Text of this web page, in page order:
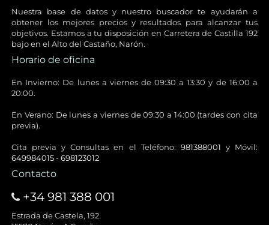
Nuestra base de datos y nuestro buscador te ayudarán a
obtener los mejores precios y resultados para alcanzar tus
objetivos. Estamos a tu disposición en Carretera de Castilla 192
bajo en el Alto del Castaño, Narón.
Horario de oficina
En Invierno: De lunes a viernes de 09:30 a 13:30 y de 16:00 a
20:00.
En Verano: De lunes a viernes de 09:30 a 14:00 (tardes con cita
previa).
Cita previa y Consultas en el Teléfono: 981388001 y Móvil:
649984015-698123012
Contacto
+34 981 388 001
Estrada de Castela, 192